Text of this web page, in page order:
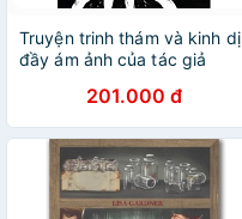
Truyện trinh thám và kinh dị
đầy ám ảnh của tác giả
201.000 đ